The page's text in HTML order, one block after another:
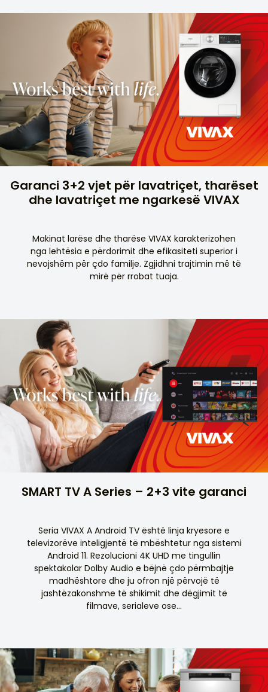
Garanci 3+2 vjet për lavatriçet, tharëset
dhe lavatriçet me ngarkesë VIVAX
Makinat larëse dhe tharëse VIVAX karakterizohen
nga lehtësia e përdorimit dhe efikasiteti superior i
nevojshëm për çdo familje. Zgjidhni trajtimin më të
mirë për rrobat tuaja.
SMART TV A Series – 2+3 vite garanci
Seria VIVAX A Android TV është linja kryesore e
televizorëve inteligjentë të mbështetur nga sistemi
Android 11. Rezolucioni 4K UHD me tingullin
spektakolar Dolby Audio e bëjnë çdo përmbajtje
madhështore dhe ju ofron një përvojë të
jashtëzakonshme të shikimit dhe dëgjimit të
filmave, serialeve ose...